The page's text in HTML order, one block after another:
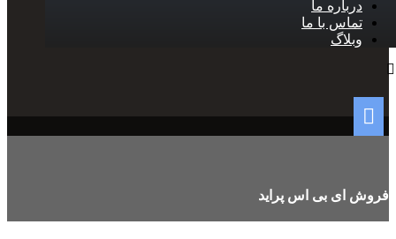
درباره ما
تماس با ما
وبلاگ
فروش ای بی اس پراید